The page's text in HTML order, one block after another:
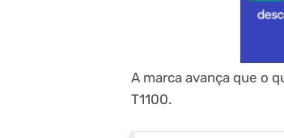
A marca avança que o
T1100.